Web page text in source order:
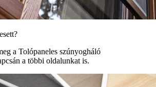
a Tolópaneles szúnyogháló
a többi oldalunkat is.